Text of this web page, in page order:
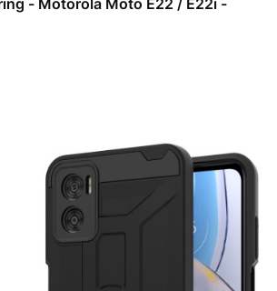
- Motorola Moto E22 / E22i -